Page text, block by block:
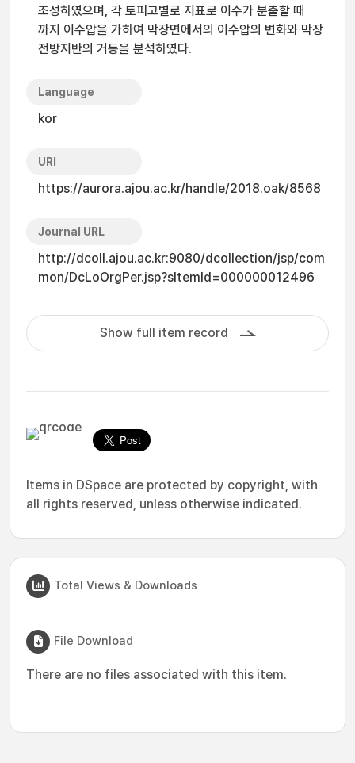
조성하였으며, 각 토피고별로 지표로 이수가 분출할 때
까지 이수압을 가하여 막장면에서의 이수압의 변화와 막장
전방지반의 거동을 분석하였다.
Language
kor
URI
https://aurora.ajou.ac.kr/handle/2018.oak/8568
Journal URL
http://dcoll.ajou.ac.kr:9080/dcollection/jsp/com
mon/DcLoOrgPer.jsp?sItemId=000000012496
Show full item record
Items in DSpace are protected by copyright, with
all rights reserved, unless otherwise indicated.
Total Views & Downloads
File Download
There are no files associated with this item.